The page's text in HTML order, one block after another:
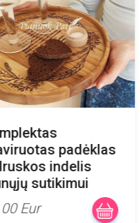
padėklas
indelis
sutikimui
Eur